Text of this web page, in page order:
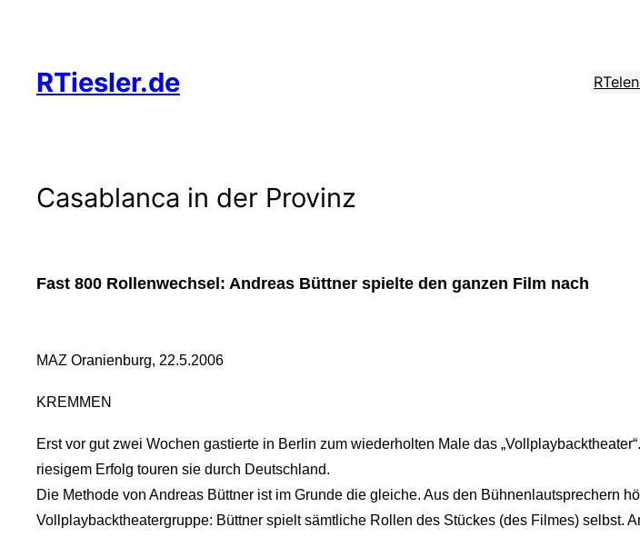
springen
RTiesler.de
Casablanca in der Provinz
Fast 800 Rollenwechsel: Andreas Büttner spielte den ganzen Film nach
MAZ Oranienburg, 22.5.2006
KREMMEN
Erst vor gut zwei Wochen gastierte in Berlin zum wiederholten Male das
riesigem Erfolg touren sie durch Deutschland.
Die Methode von Andreas Büttner ist im Grunde die gleiche. Aus den Bühnenlautsprechern
Vollplaybacktheatergruppe: Büttner spielt sämtliche Rollen des Stückes (des Filmes) selbst.